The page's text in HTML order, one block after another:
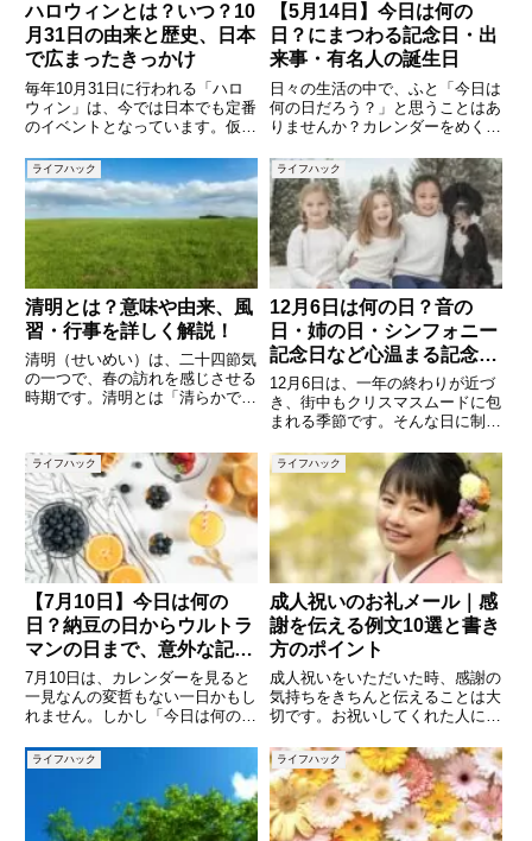
ハロウィンとは？いつ？10
月31日の由来と歴史、日本
で広まったきっかけ
毎年10月31日に行われる「ハロ
ウィン」は、今では日本でも定番
のイベントとなっています。仮装
飾などを目にする機会も増えまし
たが、その起源や意味を正しく理
解している人は意外と少ないので
はないでしょうか。本記事では
【5月14日】今日は何の
日？にまつわる記念日・出
来事・有名人の誕生日
日々の生活の中で、ふと「今日は
何の日だろう？」と思うことはあ
りませんか？カレンダーをめくる
人の誕生日など、実はいろいろな
出来事があるものです。今回は
「5月14日」に焦点をあて、この
日にまつわる記念日や歴史的なで
ライフハック
清明とは？意味や由来、風
習・行事を詳しく解説！
清明（せいめい）は、二十四節気
の一つで、春の訪れを感じさせる
時期です。清明とは「清らかで明
季節を表しています。この時期に
は、日本や中国を中心にさまざま
な風習や行事が行われます。本記
ライフハック
12月6日は何の日？音の
日・姉の日・シンフォニー
記念日など心温まる記念日
を紹介
12月6日は、一年の終わりが近づ
き、街中もクリスマスムードに包
まれる季節です。そんな日に制定
族の絆に関するものが多く、日常
にちょっとした彩りを添えてくれ
ます。この記事では、12月6日に
まつわる代表的な5つの記念
ライフハック
【7月10日】今日は何の
日？納豆の日からウルトラ
マンの日まで、意外な記念
日を紹介
7月10日は、カレンダーを見ると
一見なんの変哲もない一日かもし
れません。しかし「今日は何の
暮らしや文化、歴史に関わる意外
な記念日が多数存在しています。
この記事では、7月10日にまつわ
る記念日や出来事を紹介しなが
ライフハック
成人祝いのお礼メール｜感
謝を伝える例文10選と書き
方のポイント
成人祝いをいただいた時、感謝の
気持ちをきちんと伝えることは大
切です。お祝いしてくれた人に心
で、感謝の気持ちが伝わり、今後
の良い関係にも繋がります。しか
し、「どんな言葉でお礼を伝えた
らいいの？」と迷ってしまうこと
も
ライフハック ライフハック